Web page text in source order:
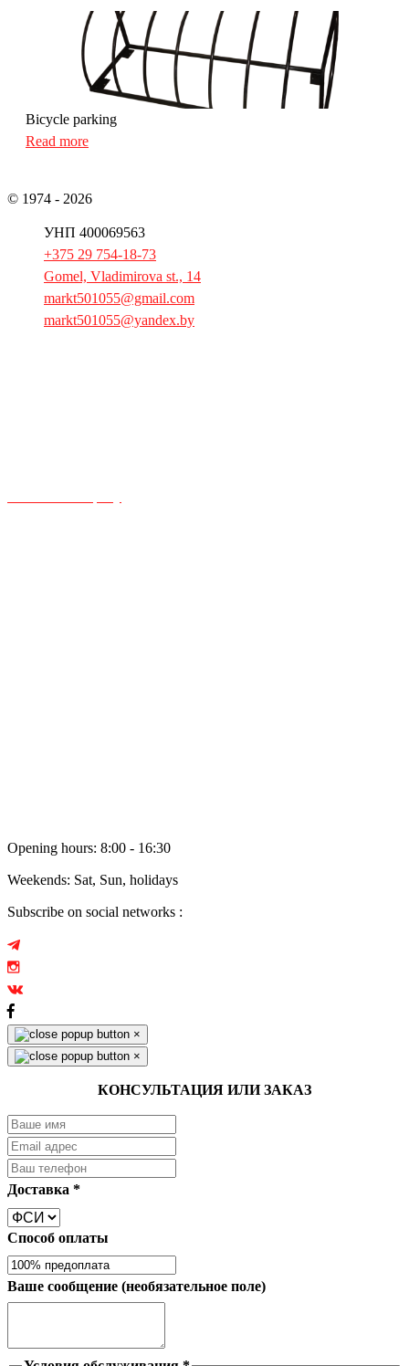
Bicycle parking
Read more
© 1974 - 2026
УНП 400069563
+375 29 754-18-73
Gomel, Vladimirova st., 14
markt501055@gmail.com
markt501055@yandex.by
Opening hours: 8:00 - 16:30
Weekends: Sat, Sun, holidays
Subscribe on social networks :
×
×
КОНСУЛЬТАЦИЯ ИЛИ ЗАКАЗ
Доставка *
Способ оплаты
Ваше сообщение (необязательное поле)